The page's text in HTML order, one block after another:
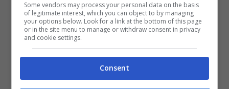
Fantacalcio, Juventus-
Bologna: i consigli sulla
squadra di Italiano
Per questo turno potete evitare la porta del
Some vendors may process your personal data on the basis
of legitimate interest, which you can object to by managing
your options below. Look for a link at the bottom of this page
or in the site menu to manage or withdraw consent in privacy
and cookie settings.
Consent